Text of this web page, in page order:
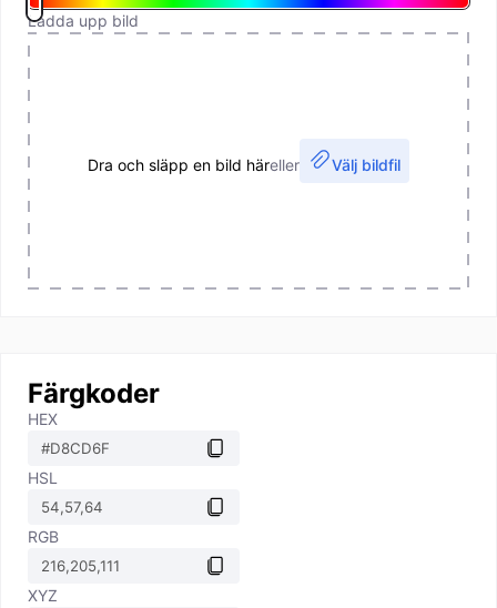
Ladda upp bild
Dra och släpp en bild häreller Välj bildfil
Färgkoder
HEX
HSL
RGB
XYZ